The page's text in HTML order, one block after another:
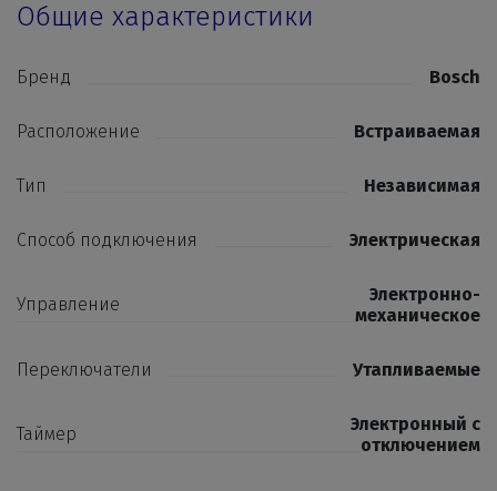
Общие характеристики
Бренд Bosch
Расположение Встраиваемая
Тип Независимая
Способ подключения Электрическая
Управление
Электронно-
механическое
Переключатели Утапливаемые
Таймер
Электронный с
отключением